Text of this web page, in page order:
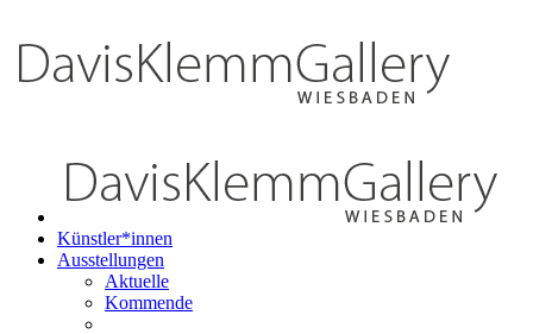
Künstler*innen
Ausstellungen
Aktuelle
Kommende